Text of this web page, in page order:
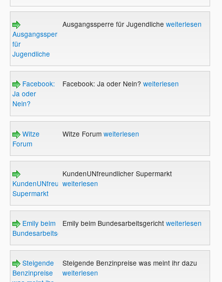
Ausgangssperre
für
Jugendliche
Ausgangssperre für Jugendliche weiterlesen
Facebook:
Ja oder
Nein?
Facebook: Ja oder Nein? weiterlesen
Witze
Forum
Witze Forum weiterlesen
KundenUNfreundlicher
Supermarkt
KundenUNfreundlicher Supermarkt
weiterlesen
Emily beim
Bundesarbeitsgericht
Emily beim Bundesarbeitsgericht weiterlesen
Steigende
Benzinpreise
Steigende Benzinpreise was meint ihr dazu
weiterlesen